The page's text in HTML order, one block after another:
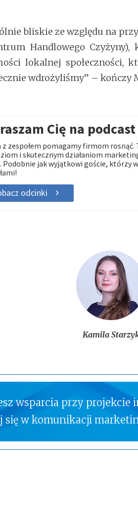
bliskie ze względu na
Handlowego
lokalnej społeczności,
wdrożyliśmy” – kończy
Cię na
z zespołem pomagamy firmom
i skutecznym działaniom
Podobnie jak wyjątkowi goście, którzy
odcinki
Kamila
wsparcia przy
się w komunikacji